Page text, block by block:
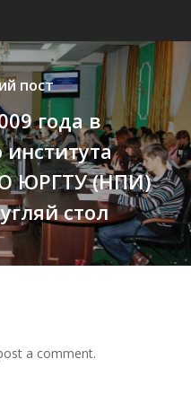
пост
года в
ЮРГТУ (НПИ)
стол
a comment.